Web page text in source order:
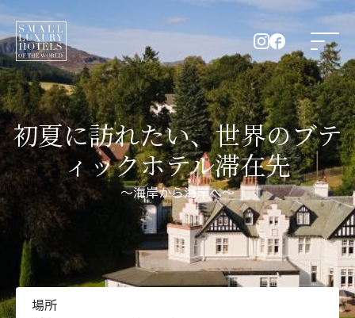
初夏に訪れたい、世界のブテ
ィックホテル滞在先
～海岸から海岸へ～
場所